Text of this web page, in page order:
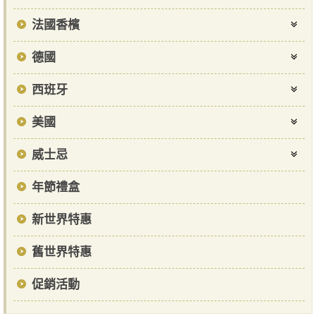
法國香檳
德國
西班牙
美國
威士忌
年節禮盒
新世界特惠
舊世界特惠
促銷活動